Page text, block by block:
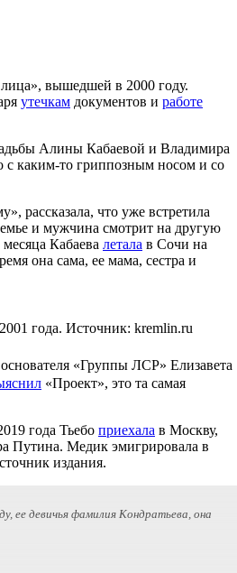
вышедшей в 2000 году.
утечкам документов и работе
Алины Кабаевой и Владимира
с каким-то гриппозным носом и со
рассказала, что уже встретила
и мужчина смотрит на другую
Кабаева летала в Сочи на
она сама, ее мама, сестра и
года. Источник: kremlin.ru
«Группы ЛСР» Елизавета
«Проект», это та самая
года Тьебо приехала в Москву,
Путина. Медик эмигрировала в
издания.
ее девичья фамилия Кондратьева, она